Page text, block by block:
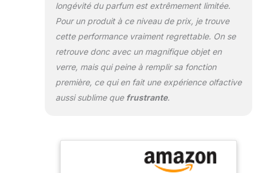
longévité du parfum est extrêmement limitée.
Pour un produit à ce niveau de prix, je trouve
cette performance vraiment regrettable. On se
retrouve donc avec un magnifique objet en
verre, mais qui peine à remplir sa fonction
première, ce qui en fait une expérience olfactive
aussi sublime que frustrante.